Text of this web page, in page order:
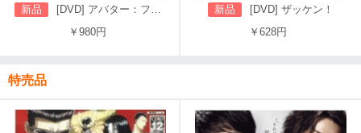
新品
[DVD] アバター：ファイヤー・アンド・アッシュ
￥980円
新品
[DVD] ザッケン！
￥628円
特売品